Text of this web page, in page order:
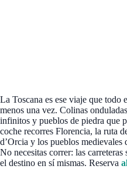
La Toscana es ese viaje que todo
menos una vez. Colinas
infinitos y pueblos de piedra que
coche recorres Florencia, la ruta
d’Orcia y los pueblos
No necesitas correr: las carreteras
el destino en sí mismas. Reserva